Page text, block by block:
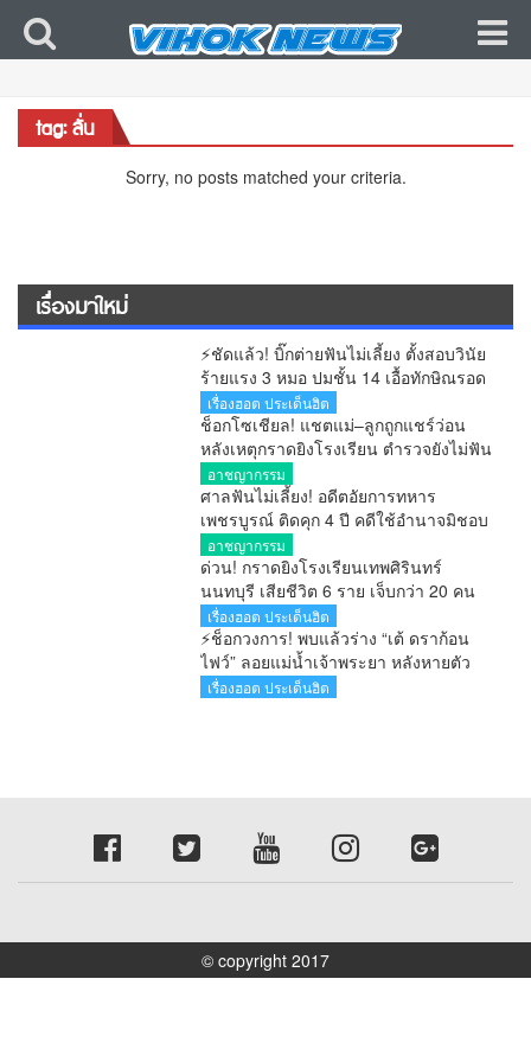
tag: ลั่น
Sorry, no posts matched your criteria.
เรื่องมาใหม่
⚡ชัดแล้ว! บิ๊กต่ายฟันไม่เลี้ยง ตั้งสอบวินัย
ร้ายแรง 3 หมอ ปมชั้น 14 เอื้อทักษิณรอด
คุก หลังศาลตัดสินแล้ว
เรื่องฮอต ประเด็นฮิต
ช็อกโซเชียล! แชตแม่–ลูกถูกแชร์ว่อน
หลังเหตุกราดยิงโรงเรียน ตำรวจยังไม่ฟัน
ธงของจริง
อาชญากรรม
ศาลฟันไม่เลี้ยง! อดีตอัยการทหาร
เพชรบูรณ์ ติดคุก 4 ปี คดีใช้อำนาจมิชอบ
รายงานคดียาไม่ตรงความจริง ไม่รอ
ลงอาญา
อาชญากรรม
ด่วน! กราดยิงโรงเรียนเทพศิรินทร์
นนทบุรี เสียชีวิต 6 ราย เจ็บกว่า 20 คน
ตำรวจคุมสถานการณ์ได้แล้ว
เรื่องฮอต ประเด็นฮิต
⚡ช็อกวงการ! พบแล้วร่าง “เต้ ดราก้อน
ไฟว์” ลอยแม่น้ำเจ้าพระยา หลังหายตัว
ปริศนาตั้งแต่เช้ามืด
เรื่องฮอต ประเด็นฮิต
© copyright 2017